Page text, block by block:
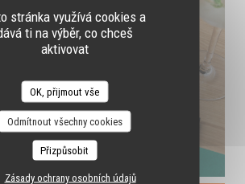
stránka využívá cookies a
ti na výběr, co chceš
aktivovat
OK, přijmout vše
Odmítnout všechny cookies
Přizpůsobit
Zásady ochrany osobních údajů